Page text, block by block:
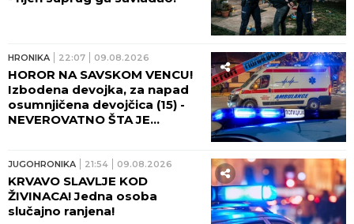
HRONIKA 22:07 09.08.2026
HOROR NA SAVSKOM VENCU!
Izbodena devojka, za napad
osumnjičena devojčica (15) -
NEVEROVATNO ŠTA JE
JUGOHRONIKA 21:54 09.08.2026
KRVAVO SLAVLJE KOD
ŽIVINACA! Jedna osoba
slučajno ranjena!